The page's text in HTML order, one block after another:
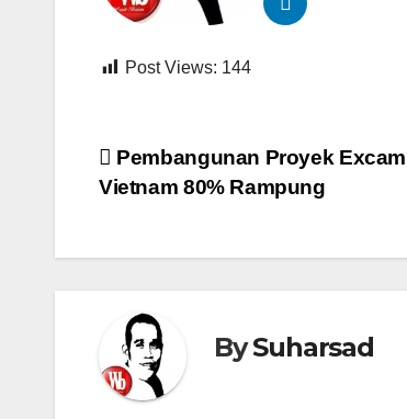
Post Views: 144
Navigasi
Pembangunan Proyek
Vietnam 80% Rampung
BySuharsad